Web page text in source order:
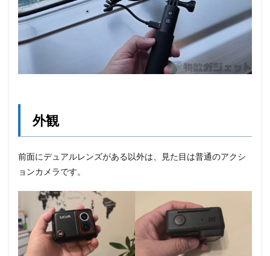
外観
前面にデュアルレンズがある以外は、見た目は普通のアクシ
ョンカメラです。